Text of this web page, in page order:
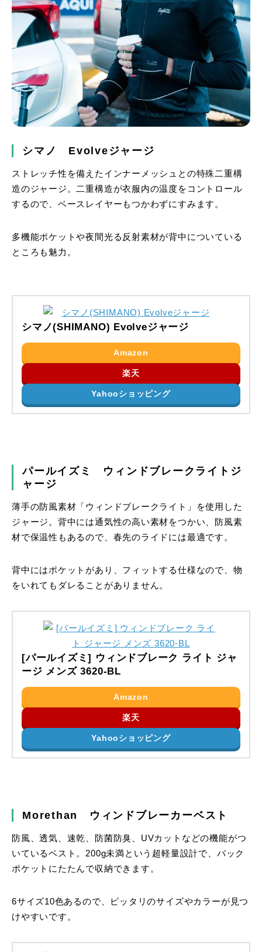
シマノ Evolveジャージ
ストレッチ性を備えたインナーメッシュとの特殊二重構
造のジャージ。二重構造が衣服内の温度をコントロール
するので、ベースレイヤーもつかわずにすみます。
多機能ポケットや夜間光る反射素材が背中についている
ところも魅力。
シマノ(SHIMANO) Evolveジャージ
Amazon
楽天
Yahooショッピング
パールイズミ ウィンドブレークライトジ
ャージ
薄手の防風素材「ウィンドブレークライト」を使用した
ジャージ。背中には通気性の高い素材をつかい、防風素
材で保温性もあるので、春先のライドには最適です。
背中にはポケットがあり、フィットする仕様なので、物
をいれてもダレることがありません。
[パールイズミ] ウィンドブレーク ライト ジャ
ージ メンズ 3620-BL
Amazon
楽天
Yahooショッピング
Morethan ウィンドブレーカーベスト
防風、透気、速乾、防菌防臭、UVカットなどの機能がつ
いているベスト。200g未満という超軽量設計で、バック
ポケットにたたんで収納できます。
6サイズ10色あるので、ピッタリのサイズやカラーが見つ
けやすいです。